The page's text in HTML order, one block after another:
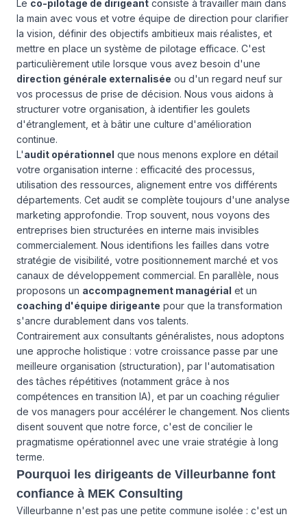
Le co-pilotage de dirigeant consiste à travailler main dans
la main avec vous et votre équipe de direction pour clarifier
la vision, définir des objectifs ambitieux mais réalistes, et
mettre en place un système de pilotage efficace. C'est
particulièrement utile lorsque vous avez besoin d'une
direction générale externalisée ou d'un regard neuf sur
vos processus de prise de décision. Nous vous aidons à
structurer votre organisation, à identifier les goulets
d'étranglement, et à bâtir une culture d'amélioration
continue.
L'audit opérationnel que nous menons explore en détail
votre organisation interne : efficacité des processus,
utilisation des ressources, alignement entre vos différents
départements. Cet audit se complète toujours d'une analyse
marketing approfondie. Trop souvent, nous voyons des
entreprises bien structurées en interne mais invisibles
commercialement. Nous identifions les failles dans votre
stratégie de visibilité, votre positionnement marché et vos
canaux de développement commercial. En parallèle, nous
proposons un accompagnement managérial et un
coaching d'équipe dirigeante pour que la transformation
s'ancre durablement dans vos talents.
Contrairement aux consultants généralistes, nous adoptons
une approche holistique : votre croissance passe par une
meilleure organisation (structuration), par l'automatisation
des tâches répétitives (notamment grâce à nos
compétences en transition IA), et par un coaching régulier
de vos managers pour accélérer le changement. Nos clients
disent souvent que notre force, c'est de concilier le
pragmatisme opérationnel avec une vraie stratégie à long
terme.
Pourquoi les dirigeants de Villeurbanne font
confiance à MEK Consulting
Villeurbanne n'est pas une petite commune isolée : c'est un